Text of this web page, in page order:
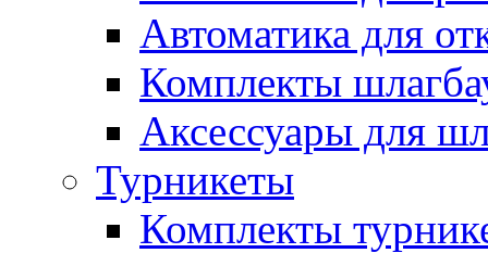
Автоматика для
Комплекты
Аксессуары для
Турникеты
Комплекты